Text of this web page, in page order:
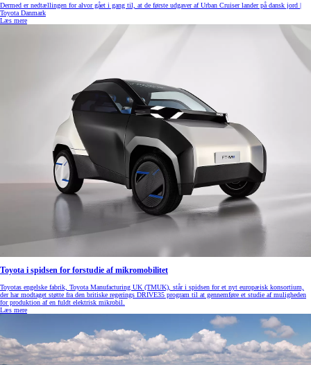
Dermed er nedtællingen for alvor gået i gang til, at de første udgaver af Urban Cruiser lander på dansk jord |
Toyota Danmark
Læs mere
Toyota i spidsen for forstudie af mikromobilitet
Toyotas engelske fabrik, Toyota Manufacturing UK (TMUK), står i spidsen for et nyt europæisk konsortium,
der har modtaget støtte fra den britiske regerings DRIVE35 program til at gennemføre et studie af muligheden
for produktion af en fuldt elektrisk mikrobil.
Læs mere